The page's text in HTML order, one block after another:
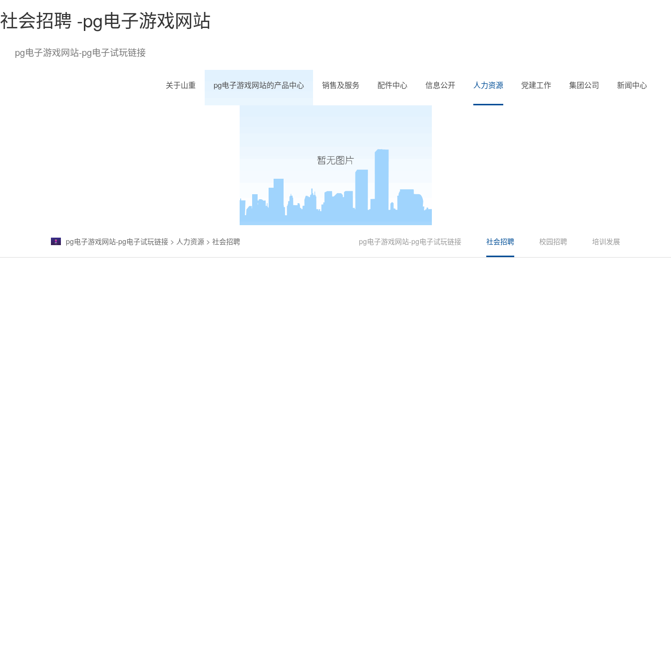
社会招聘 -pg电子游戏网站
pg电子游戏网站-pg电子试玩链接
关于山重 pg电子游戏网站的产品中心 销售及服务 配件中心 信息公开 人力资源 党建工作 集团公司 新闻中心
pg电子游戏网站-pg电子试玩链接 > 人力资源 > 社会招聘 pg电子游戏网站-pg电子试玩链接 社会招聘 校园招聘 培训发展